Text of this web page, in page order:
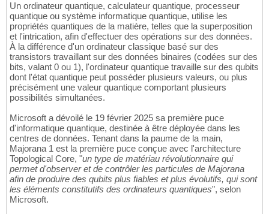
Un ordinateur quantique, calculateur quantique, processeur
quantique ou système informatique quantique, utilise les
propriétés quantiques de la matière, telles que la superposition
et l'intrication, afin d'effectuer des opérations sur des données.
À la différence d'un ordinateur classique basé sur des
transistors travaillant sur des données binaires (codées sur des
bits, valant 0 ou 1), l'ordinateur quantique travaille sur des qubits
dont l'état quantique peut posséder plusieurs valeurs, ou plus
précisément une valeur quantique comportant plusieurs
possibilités simultanées.
Microsoft a dévoilé le 19 février 2025 sa première puce
d'informatique quantique, destinée à être déployée dans les
centres de données. Tenant dans la paume de la main,
Majorana 1 est la première puce conçue avec l'architecture
Topological Core, "un type de matériau révolutionnaire qui
permet d'observer et de contrôler les particules de Majorana
afin de produire des qubits plus fiables et plus évolutifs, qui sont
les éléments constitutifs des ordinateurs quantiques", selon
Microsoft.